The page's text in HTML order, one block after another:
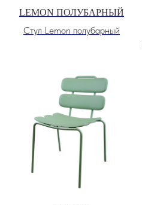
LEMON ПОЛУБАРНЫЙ
Стул Lemon полубарный